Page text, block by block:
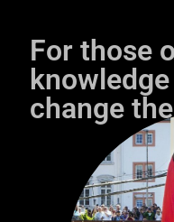
For those
change